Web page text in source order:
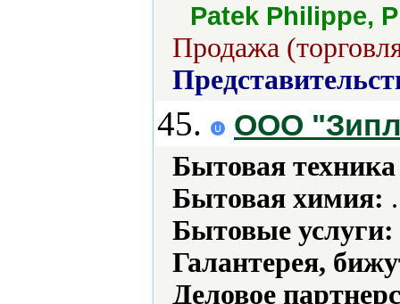
Patek Philippe,
Продажа
45. ООО
Бытовая
Бытовая химия: .
Бытовые услуги:
Галантерея,
Деловое